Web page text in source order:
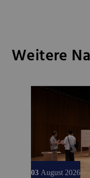
Weitere
03 August 2026